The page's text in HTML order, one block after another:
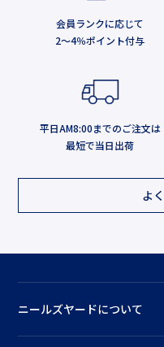
会員ランクに応じて
2～4％ポイント付与
平日AM8:00までのご注文は
最短で当日出荷
よ
ニールズヤードについて